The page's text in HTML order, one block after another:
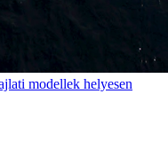
modellek helyesen